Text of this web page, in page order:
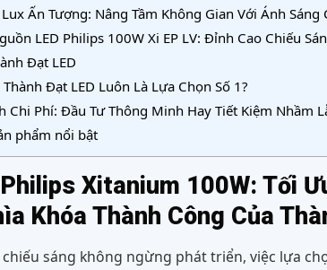
Ấn Tượng: Nâng Tầm Không Gian Với Ánh Sáng
LED Philips 100W Xi EP LV: Đỉnh Cao Chiếu
Đạt LED
Thành Đạt LED Luôn Là Lựa Chọn Số 1?
Chi Phí: Đầu Tư Thông Minh Hay Tiết Kiệm Nhầm
phẩm nổi bật
Xitanium 100W: Tối
Khóa Thành Công Của
sáng không ngừng phát triển, việc lựa